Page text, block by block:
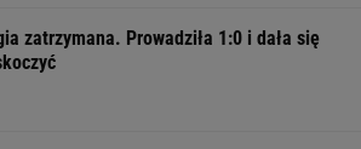
zatrzymana. Prowadziła 1:0 i dała się